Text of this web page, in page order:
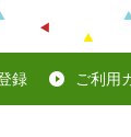
録 ご利用